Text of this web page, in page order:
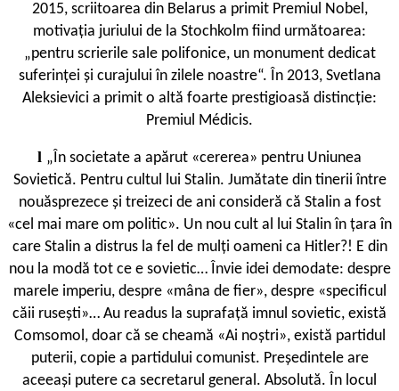
2015, scriitoarea din Belarus a primit Premiul Nobel,
motivația juriului de la Stochkolm fiind următoarea:
„pentru scrierile sale polifonice, un monument dedicat
suferinței și curajului în zilele noastre“. În 2013, Svetlana
Aleksievici a primit o altă foarte prestigioasă distincție:
Premiul Médicis.
l „În societate a apărut «cererea» pentru Uniunea
Sovietică. Pentru cultul lui Stalin. Jumătate din tinerii între
nouăsprezece și treizeci de ani consideră că Stalin a fost
«cel mai mare om politic». Un nou cult al lui Stalin în țara în
care Stalin a distrus la fel de mulți oameni ca Hitler?! E din
nou la modă tot ce e sovietic… Învie idei demodate: despre
marele imperiu, despre «mâna de fier», despre «specificul
căii rusești»… Au readus la suprafață imnul sovietic, există
Comsomol, doar că se cheamă «Ai noștri», există partidul
puterii, copie a partidului comunist. Președintele are
aceeași putere ca secretarul general. Absolută. În locul